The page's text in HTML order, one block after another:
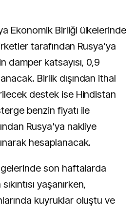
Ekonomik Birliği ülkelerinde
tarafından Rusya'ya
damper katsayısı, 0,9
Birlik dışından ithal
destek ise Hindistan
benzin fiyatı ile
Rusya'ya nakliye
hesaplanacak.
son haftalarda
yaşanırken,
kuyruklar oluştu ve